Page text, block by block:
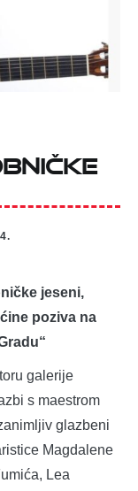
jeseni,
poziva na
galerije
s maestrom
glazbeni
Magdalene
Lea